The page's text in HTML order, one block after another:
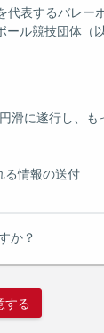
代表するバレ
ル競技団体（
に遂行し、
る情報の送付
か？